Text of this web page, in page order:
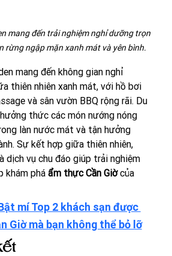
mang đến trải nghiệm nghỉ dưỡng trọn
rừng ngập mặn xanh mát và yên bình.
mang đến không gian nghỉ
thiên nhiên xanh mát, với hồ bơi
và sân vườn BBQ rộng rãi. Du
thức các món nướng nóng
làn nước mát và tận hưởng
Sự kết hợp giữa thiên nhiên,
dịch vụ chu đáo giúp trải nghiệm
khám phá ẩm thực Cần Giờ của
mí Top 2 khách sạn được
Giờ mà bạn không thể bỏ lỡ